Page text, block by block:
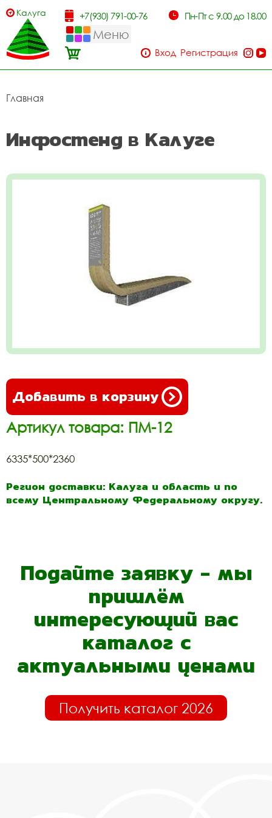
Калуга +7(930) 791-00-76 Пн-Пт с 9.00 до 18.00
Меню
Вход Регистрация
Главная
Инфостенд в Калуге
Добавить в корзину
Артикул товара: ПМ-12
6335*500*2360
Регион доставки: Калуга и область и по
всему Центральному Федеральному округу.
Подайте заявку - мы
пришлём
интересующий вас
каталог с
актуальными ценами
Получить каталог 2026